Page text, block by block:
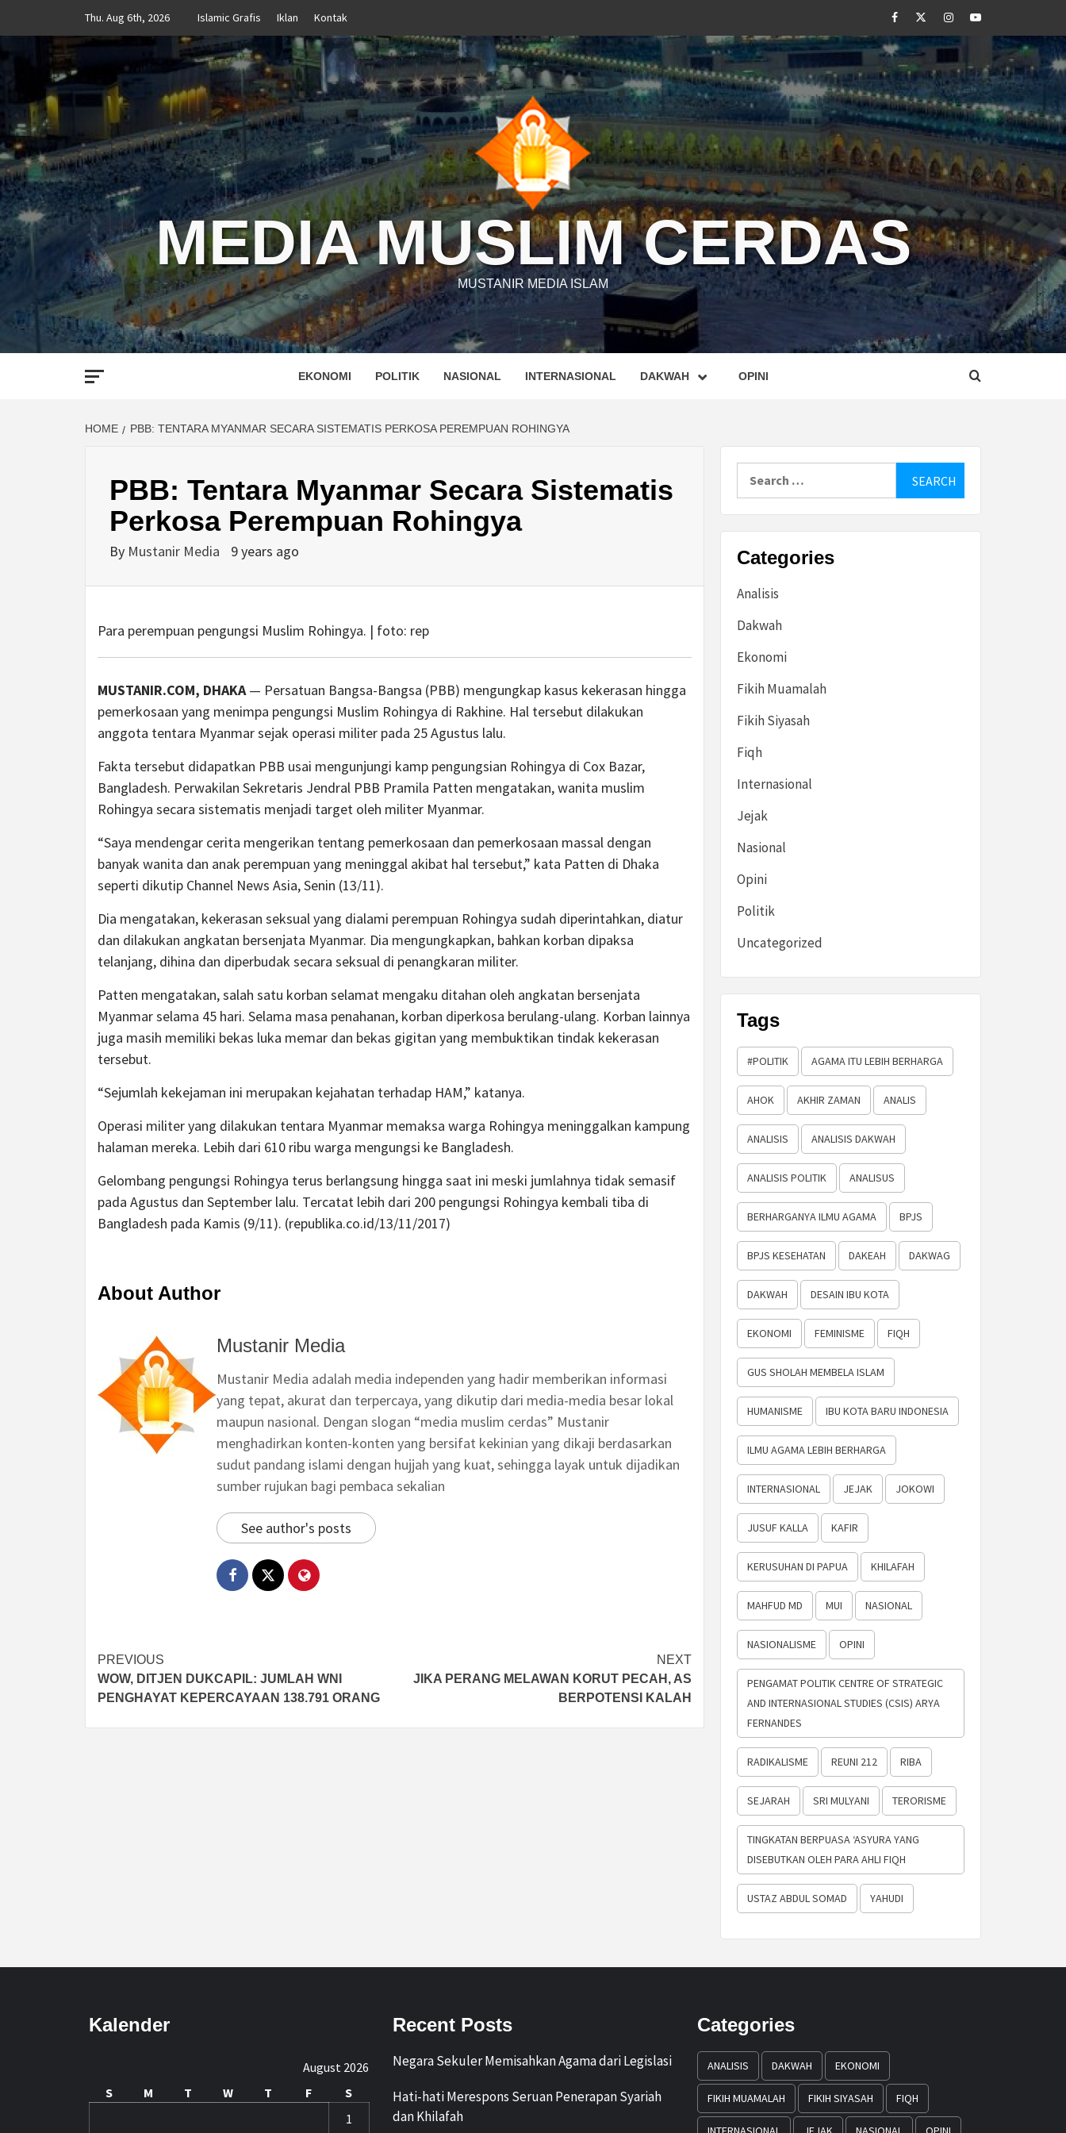
Thu. Aug 6th, 2026 Islamic Grafis Iklan Kontak FacebookTwitterInstagram
Youtube
MEDIA MUSLIM CERDAS
MUSTANIR MEDIA ISLAM
EKONOMI POLITIK NASIONAL INTERNASIONAL DAKWAH OPINI
HOME PBB: TENTARA MYANMAR SECARA SISTEMATIS PERKOSA PEREMPUAN ROHINGYA
PBB: Tentara Myanmar Secara Sistematis
Perkosa Perempuan Rohingya
By Mustanir Media 9 years ago
Para perempuan pengungsi Muslim Rohingya. | foto: rep
MUSTANIR.COM, DHAKA— Persatuan Bangsa-Bangsa (PBB) mengungkap kasus kekerasan hingga
pemerkosaan yang menimpa pengungsi Muslim Rohingya di Rakhine. Hal tersebut dilakukan
anggota tentara Myanmar sejak operasi militer pada 25 Agustus lalu.
Fakta tersebut didapatkan PBB usai mengunjungi kamp pengungsian Rohingya di Cox Bazar,
Bangladesh. Perwakilan Sekretaris Jendral PBB Pramila Patten mengatakan, wanita muslim
Rohingya secara sistematis menjadi target oleh militer Myanmar.
“Saya mendengar cerita mengerikan tentang pemerkosaan dan pemerkosaan massal dengan
banyak wanita dan anak perempuan yang meninggal akibat hal tersebut,” kata Patten di Dhaka
seperti dikutip Channel News Asia, Senin (13/11).
Dia mengatakan, kekerasan seksual yang dialami perempuan Rohingya sudah diperintahkan, diatur
dan dilakukan angkatan bersenjata Myanmar. Dia mengungkapkan, bahkan korban dipaksa
telanjang, dihina dan diperbudak secara seksual di penangkaran militer.
Patten mengatakan, salah satu korban selamat mengaku ditahan oleh angkatan bersenjata
Myanmar selama 45 hari. Selama masa penahanan, korban diperkosa berulang-ulang. Korban lainnya
juga masih memiliki bekas luka memar dan bekas gigitan yang membuktikan tindak kekerasan
tersebut.
“Sejumlah kekejaman ini merupakan kejahatan terhadap HAM,” katanya.
Operasi militer yang dilakukan tentara Myanmar memaksa warga Rohingya meninggalkan kampung
halaman mereka. Lebih dari 610 ribu warga mengungsi ke Bangladesh.
Gelombang pengungsi Rohingya terus berlangsung hingga saat ini meski jumlahnya tidak semasif
pada Agustus dan September lalu. Tercatat lebih dari 200 pengungsi Rohingya kembali tiba di
Bangladesh pada Kamis (9/11). (republika.co.id/13/11/2017)
About Author
Mustanir Media
Mustanir Media adalah media independen yang hadir memberikan informasi
yang tepat, akurat dan terpercaya, yang dikutip dari media-media besar lokal
maupun nasional. Dengan slogan “media muslim cerdas” Mustanir
menghadirkan konten-konten yang bersifat kekinian yang dikaji berdasarkan
sudut pandang islami dengan hujjah yang kuat, sehingga layak untuk dijadikan
sumber rujukan bagi pembaca sekalian
See author's posts
Post
navigation
PREVIOUS
WOW, DITJEN DUKCAPIL: JUMLAH WNI
PENGHAYAT KEPERCAYAAN 138.791 ORANG
NEXT
JIKA PERANG MELAWAN KORUT PECAH, AS
BERPOTENSI KALAH
Categories
Analisis
Dakwah
Ekonomi
Fikih Muamalah
Fikih Siyasah
Fiqh
Internasional
Jejak
Nasional
Opini
Politik
Uncategorized
Tags
#POLITIK AGAMA ITU LEBIH BERHARGA
AHOK AKHIR ZAMAN ANALIS
ANALISIS ANALISIS DAKWAH
ANALISIS POLITIK ANALISUS
BERHARGANYA ILMU AGAMA BPJS
BPJS KESEHATAN DAKEAH DAKWAG
DAKWAH DESAIN IBU KOTA
EKONOMI FEMINISME FIQH
GUS SHOLAH MEMBELA ISLAM
HUMANISME IBU KOTA BARU INDONESIA
ILMU AGAMA LEBIH BERHARGA
INTERNASIONAL JEJAK JOKOWI
JUSUF KALLA KAFIR
KERUSUHAN DI PAPUA KHILAFAH
MAHFUD MD MUI NASIONAL
NASIONALISME OPINI
PENGAMAT POLITIK CENTRE OF STRATEGIC
AND INTERNASIONAL STUDIES (CSIS) ARYA
FERNANDES
RADIKALISME REUNI 212 RIBA
SEJARAH SRI MULYANI TERORISME
TINGKATAN BERPUASA ‘ASYURA YANG
DISEBUTKAN OLEH PARA AHLI FIQH
USTAZ ABDUL SOMAD YAHUDI
Kalender
August 2026
S
M T W T F
S
1
Recent Posts
Negara Sekuler Memisahkan Agama dari Legislasi
Hati-hati Merespons Seruan Penerapan Syariah
dan Khilafah
Categories
ANALISIS DAKWAH EKONOMI
FIKIH MUAMALAH FIKIH SIYASAH FIQH